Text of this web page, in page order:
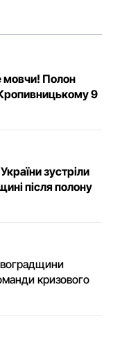
мовчи! Полон
9
зустріли
після полону
кризового